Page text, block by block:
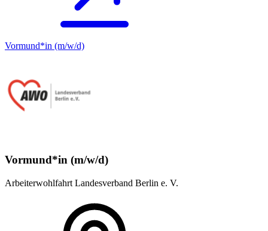
Vormund*in (m/w/d)
Vormund*in (m/w/d)
Arbeiterwohlfahrt Landesverband Berlin e. V.